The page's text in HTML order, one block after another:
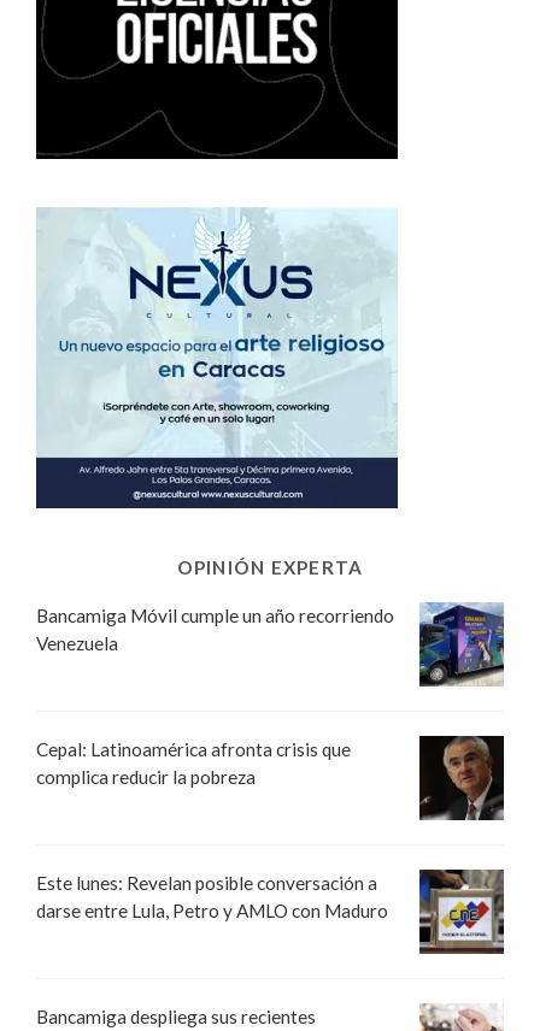
OPINIÓN EXPERTA
Bancamiga Móvil cumple un año recorriendo
Venezuela
Cepal: Latinoamérica afronta crisis que
complica reducir la pobreza
Este lunes: Revelan posible conversación a
darse entre Lula, Petro y AMLO con Maduro
Bancamiga despliega sus recientes